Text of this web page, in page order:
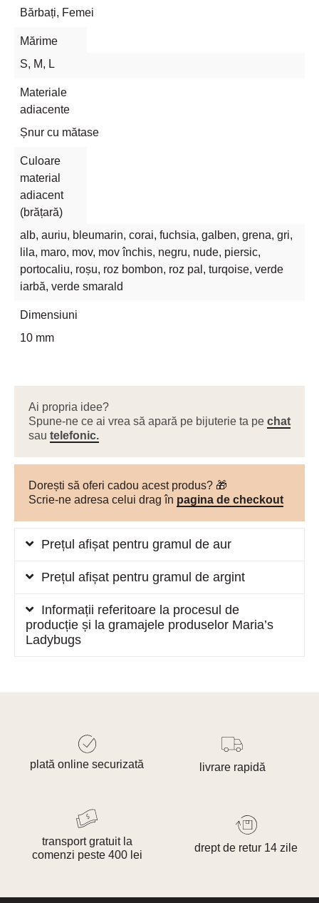
Bărbați, Femei
Mărime
S, M, L
Materiale
adiacente
Șnur cu mătase
Culoare
material
adiacent
(brățară)
alb, auriu, bleumarin, corai, fuchsia, galben, grena, gri,
lila, maro, mov, mov închis, negru, nude, piersic,
portocaliu, roșu, roz bombon, roz pal, turqoise, verde
iarbă, verde smarald
Dimensiuni
10 mm
Ai propria idee?
Spune-ne ce ai vrea să apară pe bijuterie ta pe chat
sau telefonic.
Dorești să oferi cadou acest produs? 🎁
Scrie-ne adresa celui drag în pagina de checkout
Prețul afișat pentru gramul de aur
Prețul afișat pentru gramul de argint
Informații referitoare la procesul de
producție și la gramajele produselor Maria’s
Ladybugs
plată online securizată livrare rapidă
transport gratuit la
comenzi peste 400 lei
drept de retur 14 zile